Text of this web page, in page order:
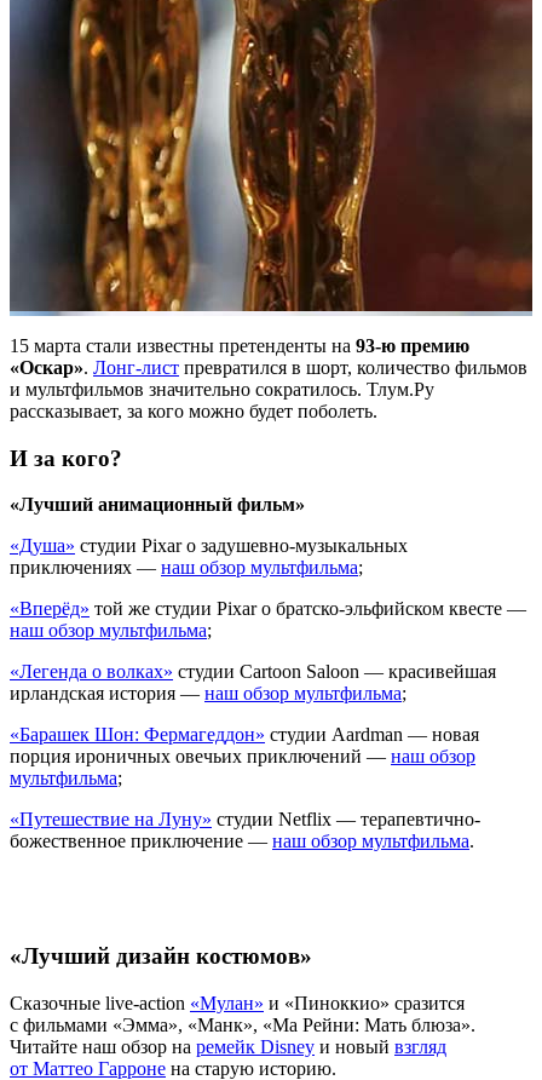
15 марта стали известны претенденты на 93-ю премию
«Оскар». Лонг-лист превратился в шорт, количество фильмов
и мультфильмов значительно сократилось. Тлум.Ру
рассказывает, за кого можно будет поболеть.
И за кого?
«Лучший анимационный фильм»
«Душа» студии Pixar о задушевно-музыкальных
приключениях — наш обзор мультфильма;
«Вперёд» той же студии Pixar о братско-эльфийском квесте —
наш обзор мультфильма;
«Легенда о волках» студии Cartoon Saloon — красивейшая
ирландская история — наш обзор мультфильма;
«Барашек Шон: Фермагеддон» студии Aardman — новая
порция ироничных овечьих приключений — наш обзор
мультфильма;
«Путешествие на Луну» студии Netflix — терапевтично-
божественное приключение — наш обзор мультфильма.
«Лучший дизайн костюмов»
Сказочные live-action «Мулан» и «Пиноккио» сразится
с фильмами «Эмма», «Манк», «Ма Рейни: Мать блюза».
Читайте наш обзор на ремейк Disney и новый взгляд
от Маттео Гарроне на старую историю.